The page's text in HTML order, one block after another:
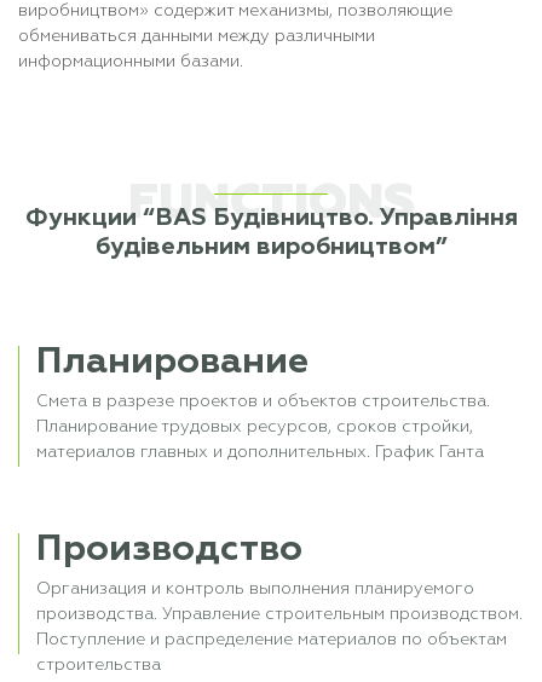
виробництвом» содержит механизмы, позволяющие
обмениваться данными между различными
информационными базами.
Функции “BAS Будівництво. Управління
будівельним виробництвом”
FUNCTIONS
Планирование
Смета в разрезе проектов и объектов строительства.
Планирование трудовых ресурсов, сроков стройки,
материалов главных и дополнительных. График Ганта
Производство
Организация и контроль выполнения планируемого
производства. Управление строительным производством.
Поступление и распределение материалов по объектам
строительства